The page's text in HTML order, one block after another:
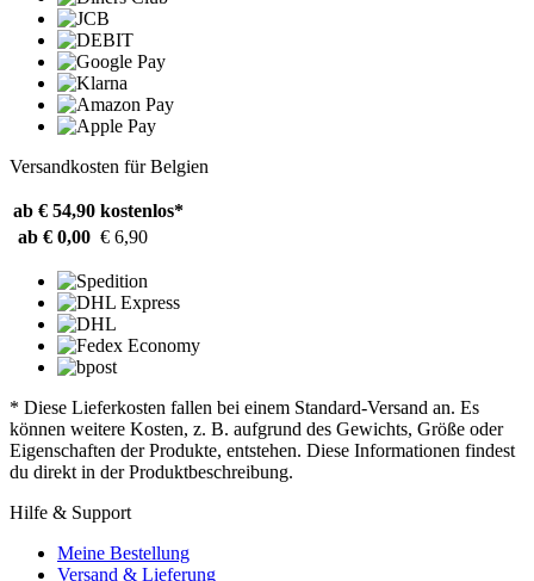
Versandkosten für Belgien
ab € 54,90 kostenlos*
ab € 0,00 € 6,90
* Diese Lieferkosten fallen bei einem Standard-Versand an. Es
können weitere Kosten, z. B. aufgrund des Gewichts, Größe oder
Eigenschaften der Produkte, entstehen. Diese Informationen findest
du direkt in der Produktbeschreibung.
Hilfe & Support
Meine Bestellung
Versand & Lieferung